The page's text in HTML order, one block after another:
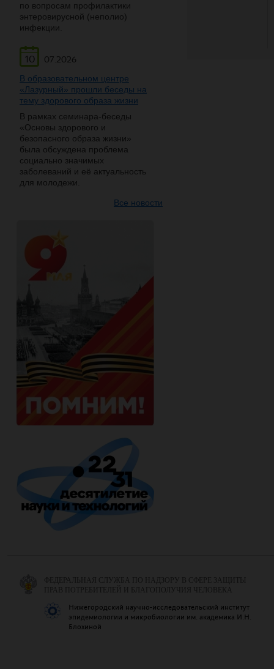
по вопросам профилактики
энтеровирусной (неполио)
инфекции.
10
07.2026
В образовательном центре
«Лазурный» прошли беседы на
тему здорового образа жизни
В рамках семинара-беседы
«Основы здорового и
безопасного образа жизни»
была обсуждена проблема
социально значимых
заболеваний и её актуальность
для молодежи.
Все новости
ФЕДЕРАЛЬНАЯ СЛУЖБА ПО НАДЗОРУ В СФЕРЕ ЗАЩИТЫ
ПРАВ ПОТРЕБИТЕЛЕЙ И БЛАГОПОЛУЧИЯ ЧЕЛОВЕКА
Нижегородский научно-исследовательский институт
эпидемиологии и микробиологии им. академика И.Н.
Блохиной